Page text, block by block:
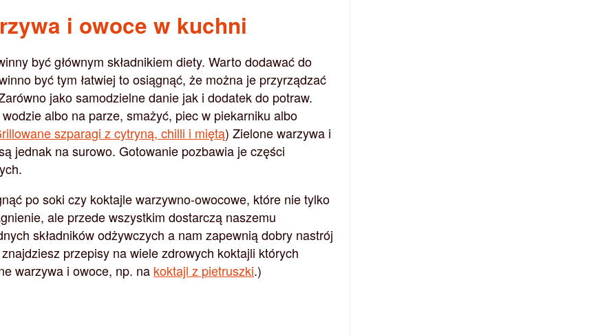
i owoce w kuchni
być głównym składnikiem diety. Warto dodawać do
być tym łatwiej to osiągnąć, że można je przyrządzać
jako samodzielne danie jak i dodatek do potraw.
albo na parze, smażyć, piec w piekarniku albo
szparagi z cytryną, chilli i miętą) Zielone warzywa i
jednak na surowo. Gotowanie pozbawia je części
po soki czy koktajle warzywno-owocowe, które nie tylko
ale przede wszystkim dostarczą naszemu
składników odżywczych a nam zapewnią dobry nastrój
przepisy na wiele zdrowych koktajli których
warzywa i owoce, np. na koktajl z pietruszki.)